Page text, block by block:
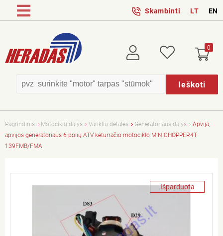
Skambinti LT EN
Ieškoti
Prisijungti Patikusios 0
Pagrindinis Motociklų dalys Variklių detalės Generatoriaus dalys
Apvija,
apvijos generatoriaus 6 polių ATV keturračio motociklo MINICHOPPER4T
139FMB/FMA
Išparduota